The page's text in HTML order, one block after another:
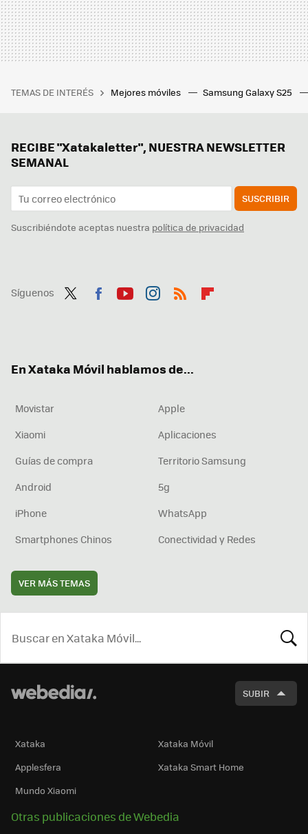
TEMAS DE INTERÉS Mejores móviles Samsung Galaxy S25
RECIBE "Xatakaletter", NUESTRA NEWSLETTER
SEMANAL
SUSCRIBIR
Suscribiéndote aceptas nuestra política de privacidad
Síguenos
En Xataka Móvil hablamos de...
Movistar
Apple
Xiaomi
Aplicaciones
Guías de compra
Territorio Samsung
Android
5g
iPhone
WhatsApp
Smartphones Chinos
Conectividad y Redes
VER MÁS TEMAS
SUBIR
Xataka
Xataka Móvil
Applesfera
Xataka Smart Home
Mundo Xiaomi
Otras publicaciones de Webedia